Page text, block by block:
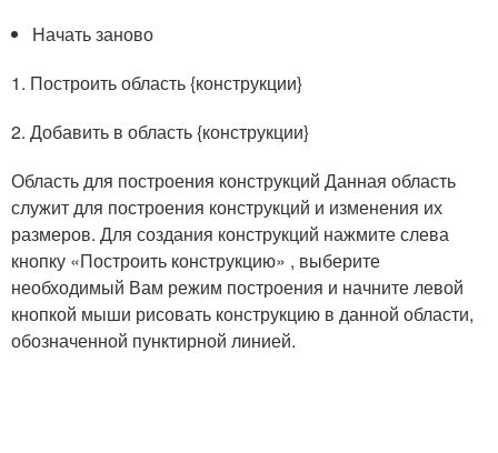
Начать заново
1. Построить область {конструкции}
2. Добавить в область {конструкции}
Область для построения конструкций Данная область
служит для построения конструкций и изменения их
размеров. Для создания конструкций нажмите слева
кнопку «Построить конструкцию» , выберите
необходимый Вам режим построения и начните левой
кнопкой мыши рисовать конструкцию в данной области,
обозначенной пунктирной линией.